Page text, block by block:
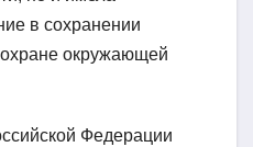
в сохранении
окружающей
Федерации